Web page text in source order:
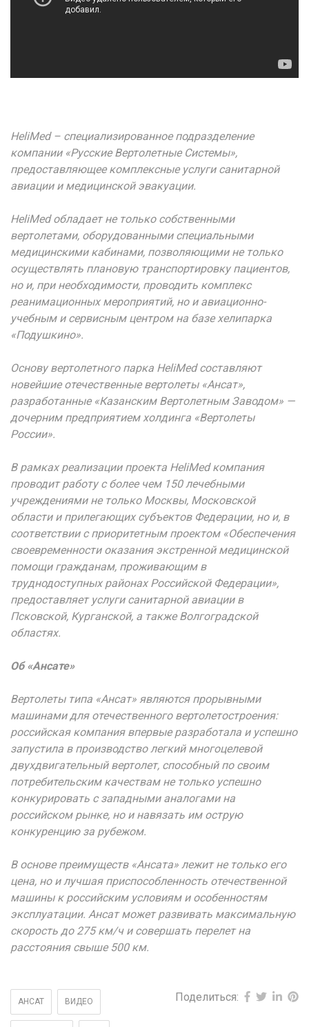
HeliMed– специализированное подразделение
компании «Русские Вертолетные Системы»,
предоставляющее комплексные услуги санитарной
авиации и медицинской эвакуации.
HeliMedобладает не только собственными
вертолетами, оборудованными специальными
медицинскими кабинами, позволяющими не только
осуществлять плановую транспортировку пациентов,
но и, при необходимости, проводить комплекс
реанимационных мероприятий, но и авиационно-
учебным и сервисным центром на базе хелипарка
«Подушкино».
Основу вертолетного парка HeliMedсоставляют
новейшие отечественные вертолеты «Ансат»,
разработанные «Казанским Вертолетным Заводом» —
дочерним предприятием холдинга «Вертолеты
России».
В рамках реализации проекта HeliMedкомпания
проводит работу с более чем 150 лечебными
учреждениями не только Москвы, Московской
области и прилегающих субъектов Федерации, но и, в
соответствии с приоритетным проектом «Обеспечения
своевременности оказания экстренной медицинской
помощи гражданам, проживающим в
труднодоступных районах Российской Федерации»,
предоставляет услуги санитарной авиации в
Псковской, Курганской, а также Волгоградской
областях.
Об «Ансате»
Вертолеты типа «Ансат» являются прорывными
машинами для отечественного вертолетостроения:
российская компания впервые разработала и успешно
запустила в производство легкий многоцелевой
двухдвигательный вертолет, способный по своим
потребительским качествам не только успешно
конкурировать с западными аналогами на
российском рынке, но и навязать им острую
конкуренцию за рубежом.
В основе преимуществ «Ансата» лежит не только его
цена, но и лучшая приспособленность отечественной
машины к российским условиям и особенностям
эксплуатации. Ансат может развивать максимальную
скорость до 275 км/ч и совершать перелет на
расстояния свыше 500 км.
АНСАТ ВИДЕО Поделиться: